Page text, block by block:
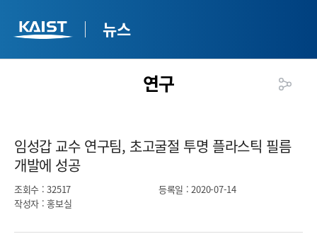
뉴스
연구
임성갑 교수 연구팀, 초고굴절 투명 플라스틱 필름
개발에 성공​
조회수 : 32517 등록일 : 2020-07-14
작성자 : 홍보실